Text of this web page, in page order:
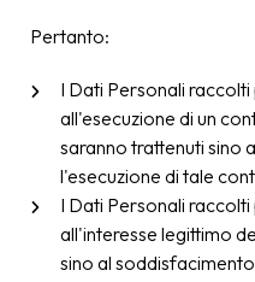
Pertanto:
I Dati Personali
all'esecuzione di un
saranno trattenuti sino
l'esecuzione di tale
I Dati Personali
all'interesse legittimo
sino al